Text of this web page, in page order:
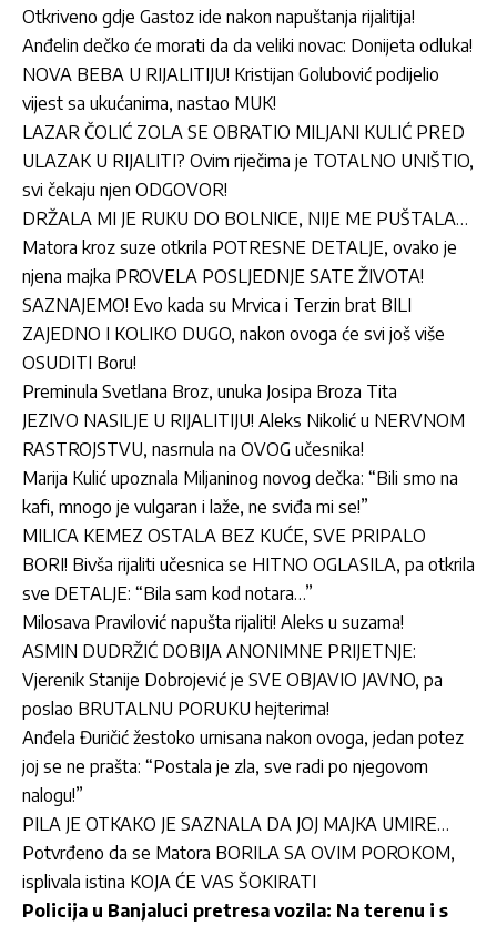
Otkriveno gdje Gastoz ide nakon napuštanja rijalitija!
Anđelin dečko će morati da da veliki novac: Donijeta odluka!
NOVA BEBA U RIJALITIJU! Kristijan Golubović podijelio
vijest sa ukućanima, nastao MUK!
LAZAR ČOLIĆ ZOLA SE OBRATIO MILJANI KULIĆ PRED
ULAZAK U RIJALITI? Ovim riječima je TOTALNO UNIŠTIO,
svi čekaju njen ODGOVOR!
DRŽALA MI JE RUKU DO BOLNICE, NIJE ME PUŠTALA…
Matora kroz suze otkrila POTRESNE DETALJE, ovako je
njena majka PROVELA POSLJEDNJE SATE ŽIVOTA!
SAZNAJEMO! Evo kada su Mrvica i Terzin brat BILI
ZAJEDNO I KOLIKO DUGO, nakon ovoga će svi još više
OSUDITI Boru!
Preminula Svetlana Broz, unuka Josipa Broza Tita
JEZIVO NASILJE U RIJALITIJU! Aleks Nikolić u NERVNOM
RASTROJSTVU, nasrnula na OVOG učesnika!
Marija Kulić upoznala Miljaninog novog dečka: “Bili smo na
kafi, mnogo je vulgaran i laže, ne sviđa mi se!”
MILICA KEMEZ OSTALA BEZ KUĆE, SVE PRIPALO
BORI! Bivša rijaliti učesnica se HITNO OGLASILA, pa otkrila
sve DETALJE: “Bila sam kod notara…”
Milosava Pravilović napušta rijaliti! Aleks u suzama!
ASMIN DUDRŽIĆ DOBIJA ANONIMNE PRIJETNJE:
Vjerenik Stanije Dobrojević je SVE OBJAVIO JAVNO, pa
poslao BRUTALNU PORUKU hejterima!
Anđela Đuričić žestoko urnisana nakon ovoga, jedan potez
joj se ne prašta: “Postala je zla, sve radi po njegovom
nalogu!”
PILA JE OTKAKO JE SAZNALA DA JOJ MAJKA UMIRE…
Potvrđeno da se Matora BORILA SA OVIM POROKOM,
isplivala istina KOJA ĆE VAS ŠOKIRATI
Policija u Banjaluci pretresa vozila: Na terenu i s